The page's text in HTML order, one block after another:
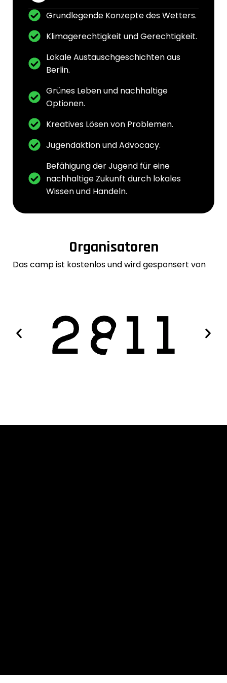
Grundlegende Konzepte des Wetters.
Klimagerechtigkeit und Gerechtigkeit.
Lokale Austauschgeschichten aus
Berlin.
Grünes Leben und nachhaltige
Optionen.
Kreatives Lösen von Problemen.
Jugendaktion und Advocacy.
Befähigung der Jugend für eine
nachhaltige Zukunft durch lokales
Wissen und Handeln.
Organisatoren
Das camp ist kostenlos und wird gesponsert von